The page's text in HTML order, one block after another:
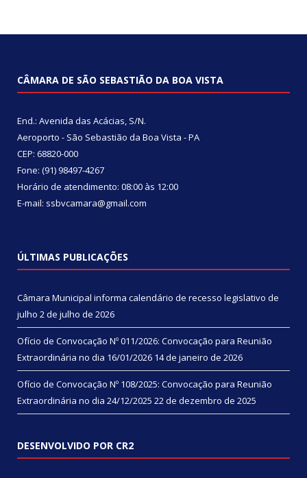
CÂMARA DE SÃO SEBASTIÃO DA BOA VISTA
End.: Avenida das Acácias, S/N.
Aeroporto - São Sebastião da Boa Vista - PA
CEP: 68820-000
Fone: (91) 98497-4267
Horário de atendimento: 08:00 às 12:00
E-mail: ssbvcamara@gmail.com
ÚLTIMAS PUBLICAÇÕES
Câmara Municipal informa calendário de recesso legislativo de
julho 2 de julho de 2026
Ofício de Convocação Nº 011/2026: Convocação para Reunião
Extraordinária no dia 16/01/2026 14 de janeiro de 2026
Ofício de Convocação Nº 108/2025: Convocação para Reunião
Extraordinária no dia 24/12/2025 22 de dezembro de 2025
DESENVOLVIDO POR CR2